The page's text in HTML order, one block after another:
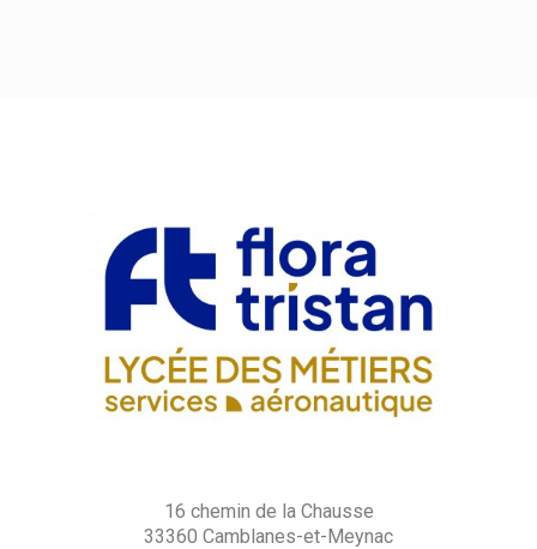
16 chemin de la Chausse
33360 Camblanes-et-Meynac